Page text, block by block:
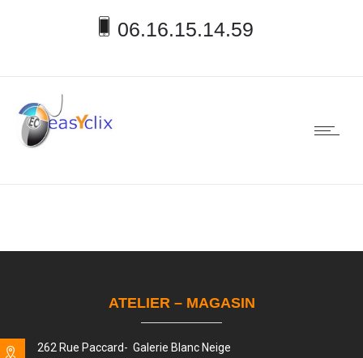
06.16.15.14.59
ATELIER – MAGASIN
262 Rue Paccard- Galerie Blanc Neige